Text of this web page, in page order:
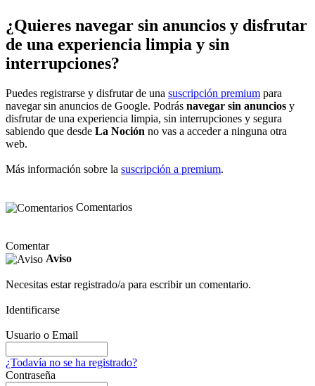
¿Quieres navegar sin anuncios y disfrutar
de una experiencia limpia y sin
interrupciones?
Puedes registrarse y disfrutar de una suscripción premium para
navegar sin anuncios de Google. Podrás navegar sin anuncios y
disfrutar de una experiencia limpia, sin interrupciones y segura
sabiendo que desde La Noción no vas a acceder a ninguna otra
web.
Más información sobre la suscripción a premium.
Comentarios
Comentar
Aviso
Necesitas estar registrado/a para escribir un comentario.
Identificarse
Usuario o Email
¿Todavía no se ha registrado?
Contraseña